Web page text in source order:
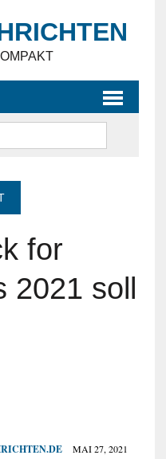
for
soll
MAI 27, 2021